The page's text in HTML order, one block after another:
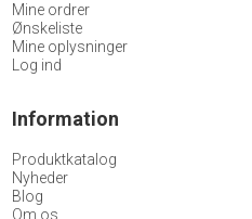
Mine ordrer
Ønskeliste
Mine oplysninger
Log ind
Information
Produktkatalog
Nyheder
Blog
Om os